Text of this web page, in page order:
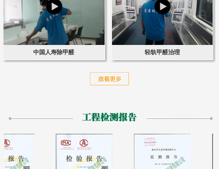
中国人寿除甲醛 轻轨甲醛治理